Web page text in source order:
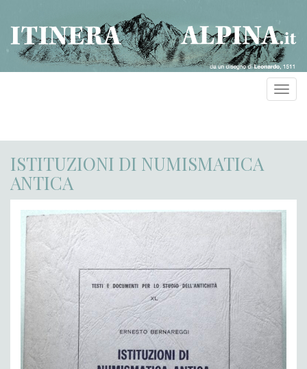
ISTITUZIONI DI NUMISMATICA
ANTICA